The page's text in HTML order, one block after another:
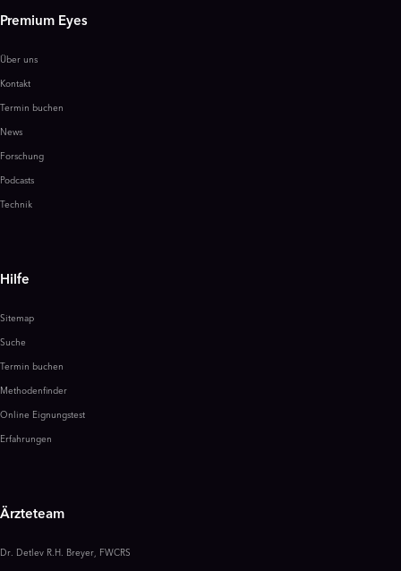
Premium Eyes
Über uns
Kontakt
Termin buchen
News
Forschung
Podcasts
Technik
Hilfe
Sitemap
Suche
Termin buchen
Methodenfinder
Online Eignungstest
Erfahrungen
Ärzteteam
Dr. Detlev R.H. Breyer, FWCRS